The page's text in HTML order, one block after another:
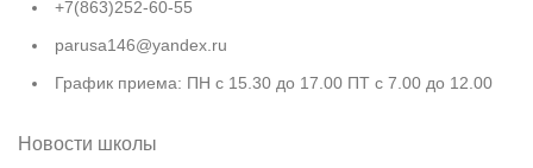
+7(863)252-60-55
parusa146@yandex.ru
График приема: ПН с 15.30 до 17.00 ПТ с 7.00 до 12.00
Новости школы